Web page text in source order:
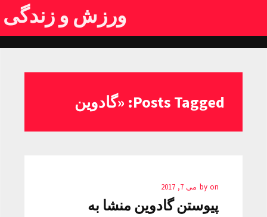
ورزش و زندگی
Posts Tagged: «گادوین
by on می 7, 2017
پیوستن گادوین منشا به